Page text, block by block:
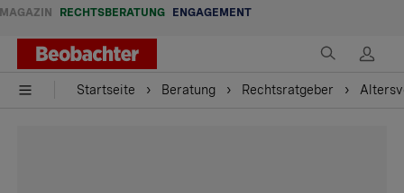
MAGAZIN RECHTSBERATUNG ENGAGEMENT
Startseite Beratung Rechtsratgeber